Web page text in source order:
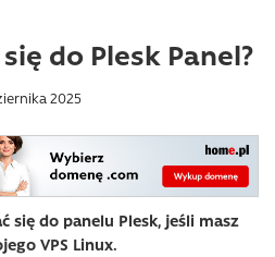
do Plesk Panel?
2025
się do panelu Plesk, jeśli masz
VPS Linux.